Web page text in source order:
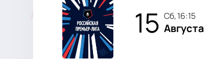
15 сб, 16:15
Августа